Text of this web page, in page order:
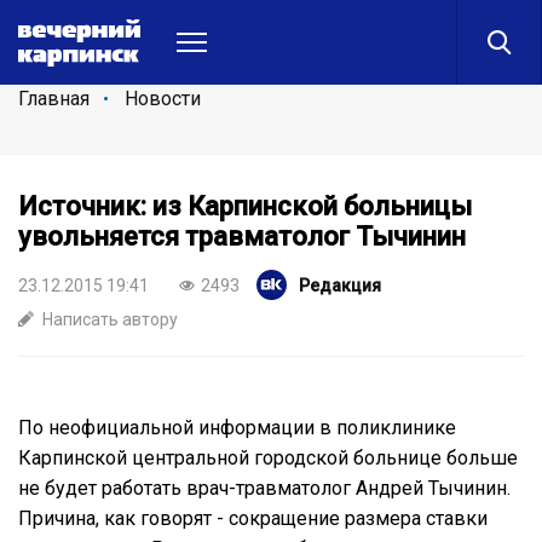
Главная Новости
Источник: из Карпинской больницы
увольняется травматолог Тычинин
23.12.2015 19:41 2493
Редакция
Написать автору
По неофициальной информации в поликлинике
Карпинской центральной городской больнице больше
не будет работать врач-травматолог Андрей Тычинин.
Причина, как говорят - сокращение размера ставки